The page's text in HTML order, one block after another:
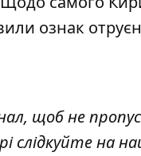
ознак
, щоб не
слідкуйте на